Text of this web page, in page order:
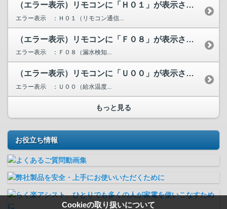
Cookieの取り扱いについて
（エラー表示）リモコンに「Ｈ０１」が表示されています。
エラー表示 ：Ｈ０１（リモコン通信...
（エラー表示）リモコンに「Ｆ０８」が表示されています。
エラー表示 ：Ｆ０８（漏水検知...
（エラー表示）リモコンに「Ｕ００」が表示されています。
エラー表示 ：Ｕ００（給水温度...
もっと見る
お役立ち情報